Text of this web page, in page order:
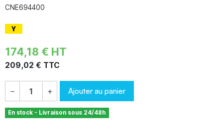
CNE694400
174,18 € HT
209,02 € TTC
− + Ajouter au panier
En stock - Livraison sous 24/48h